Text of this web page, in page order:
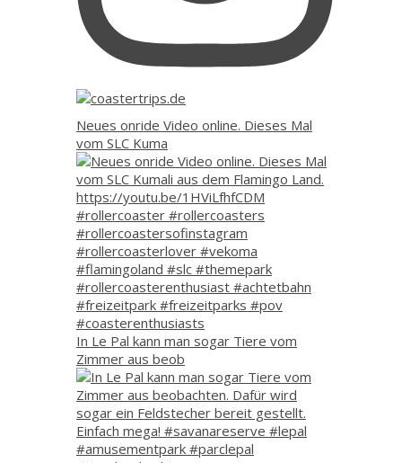
Neues onride Video online. Dieses Mal
vom SLC Kuma
In Le Pal kann man sogar Tiere vom
Zimmer aus beob